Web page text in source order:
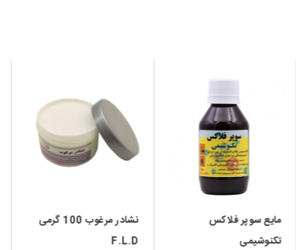
F.L.D
مایع فلاکس لاکی آلفا - F-
300 alpha